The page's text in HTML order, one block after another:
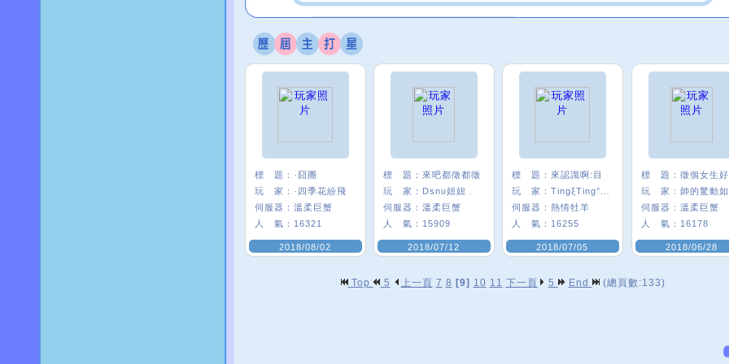
標 題： ·囧團
玩 家： ·四季花紛飛
伺服器： 溫柔巨蟹
人 氣： 16321
2018/08/02
標 題： 來吧都徵都徵
玩 家： Dsnυ妞妞﹒
伺服器： 溫柔巨蟹
人 氣： 15909
2018/07/12
標 題： 來認識啊:目
玩 家：
伺服器： 熱情牡羊
人 氣： 16255
2018/07/05
標 題：
玩 家：
伺服器： 溫柔巨蟹
人 氣： 16178
2018/06/28
Top 5 上一頁 7 8 [9] 10 11 下一頁 5 End (總頁數:133)